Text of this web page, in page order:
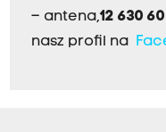
– antena,12 630
nasz profil na